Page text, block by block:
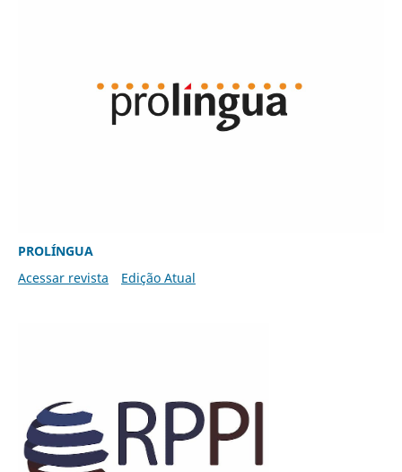
PROLÍNGUA
Acessar revista
Edição Atual